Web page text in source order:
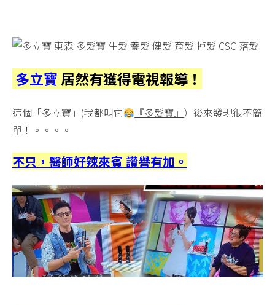
多立寶 居然有獲得電視報導！
這個「多立寶」(我都叫它 『多髮寶』 ）後來發現很不簡
單！。。。。
不只，醫師好辣來賓 讚譽有加。